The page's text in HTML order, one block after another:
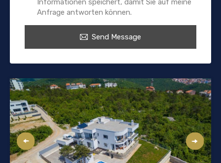
Informationen speichert, damit Sie auf meine
Anfrage antworten können.
Send Message